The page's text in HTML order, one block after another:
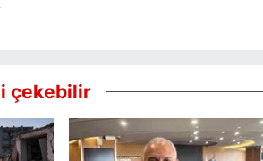
çekebilir